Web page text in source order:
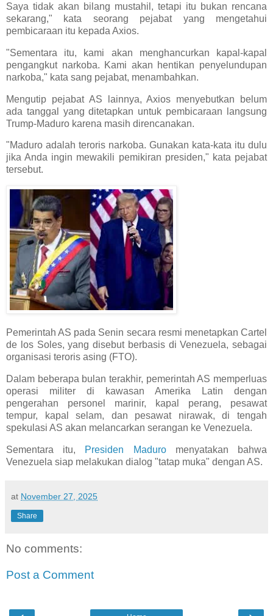
Saya tidak akan bilang mustahil, tetapi itu bukan rencana
sekarang," kata seorang pejabat yang mengetahui
pembicaraan itu kepada Axios.
"Sementara itu, kami akan menghancurkan kapal-kapal
pengangkut narkoba. Kami akan hentikan penyelundupan
narkoba," kata sang pejabat, menambahkan.
Mengutip pejabat AS lainnya, Axios menyebutkan belum
ada tanggal yang ditetapkan untuk pembicaraan langsung
Trump-Maduro karena masih direncanakan.
"Maduro adalah teroris narkoba. Gunakan kata-kata itu dulu
jika Anda ingin mewakili pemikiran presiden," kata pejabat
tersebut.
Pemerintah AS pada Senin secara resmi menetapkan Cartel
de los Soles, yang disebut berbasis di Venezuela, sebagai
organisasi teroris asing (FTO).
Dalam beberapa bulan terakhir, pemerintah AS memperluas
operasi militer di kawasan Amerika Latin dengan
pengerahan personel marinir, kapal perang, pesawat
tempur, kapal selam, dan pesawat nirawak, di tengah
spekulasi AS akan melancarkan serangan ke Venezuela.
Sementara itu, Presiden Maduromenyatakan bahwa
Venezuela siap melakukan dialog "tatap muka" dengan AS.
at November 27, 2025
Share
No comments:
Post a Comment